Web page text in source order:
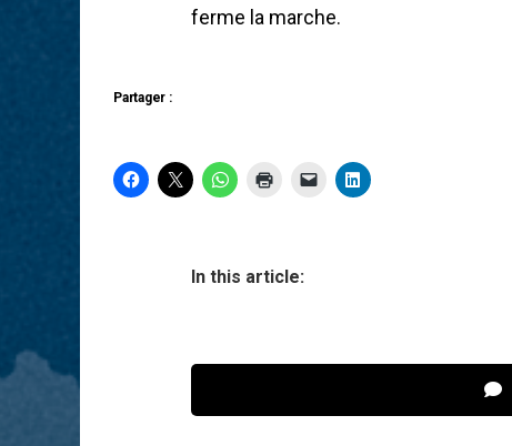
ferme la marche.
Partager :
In this article: